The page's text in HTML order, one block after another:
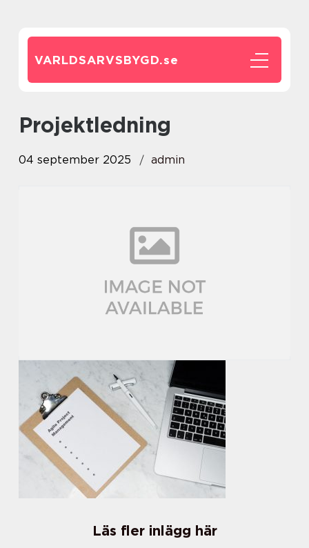
VARLDSARVSBYGD.se
projektledning
04 september 2025 admin
Läs fler inlägg här